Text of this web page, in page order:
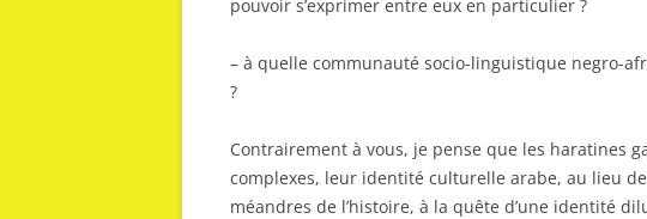
pouvoir s’exprimer entre eux en particulier ?
– à quelle communauté socio-linguistique negro-
?
Contrairement à vous, je pense que les haratines
complexes, leur identité culturelle arabe, au lieu
méandres de l’histoire, à la quête d’une identité